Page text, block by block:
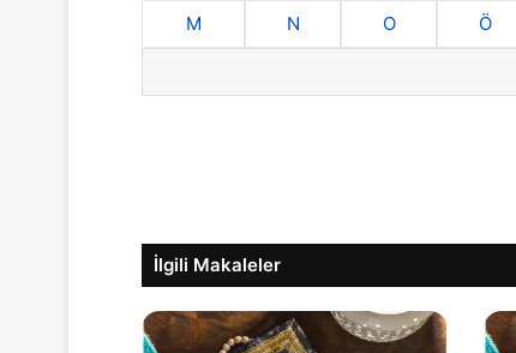
M N O Ö
İlgili Makaleler